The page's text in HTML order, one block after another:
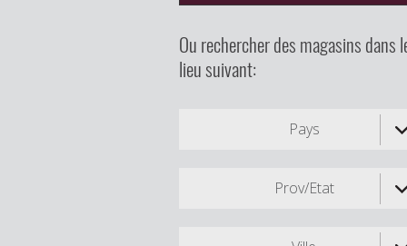
Ou rechercher des magasins dans
lieu suivant:
Pays
Prov/Etat